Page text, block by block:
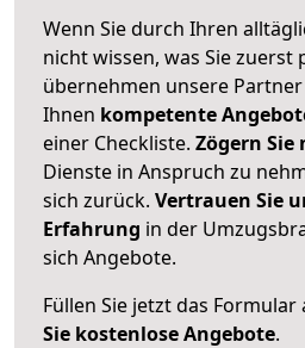
Wenn Sie durch Ihren
nicht wissen, was Sie zuerst
übernehmen unsere
Ihnen kompetente
einer Checkliste. Zögern Sie
Dienste in Anspruch zu
sich zurück. Vertrauen Sie
Erfahrung in der
sich Angebote.
Füllen Sie jetzt das Formular
Sie kostenlose Angebote.